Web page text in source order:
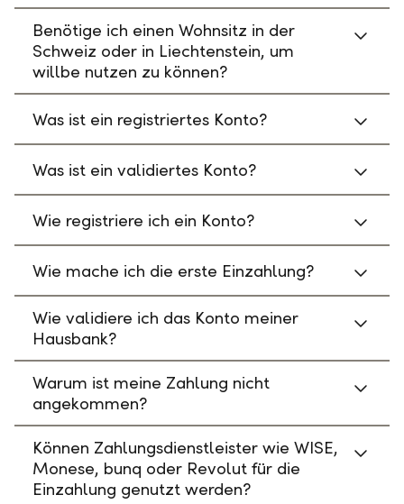
Benötige ich einen Wohnsitz in der
Schweiz oder in Liechtenstein, um
willbe nutzen zu können?
Was ist ein registriertes Konto?
Was ist ein validiertes Konto?
Wie registriere ich ein Konto?
Wie mache ich die erste Einzahlung?
Wie validiere ich das Konto meiner
Hausbank?
Warum ist meine Zahlung nicht
angekommen?
Können Zahlungsdienstleister wie WISE,
Monese, bunq oder Revolut für die
Einzahlung genutzt werden?